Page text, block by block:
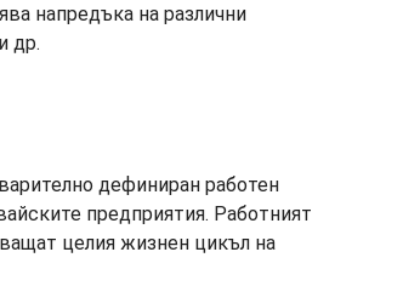
напредъка на различни
др.
дефиниран работен
предприятия. Работният
целия жизнен цикъл на